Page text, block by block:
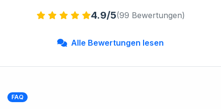
4.9/5(99 Bewertungen)
Alle Bewertungen lesen
FAQ